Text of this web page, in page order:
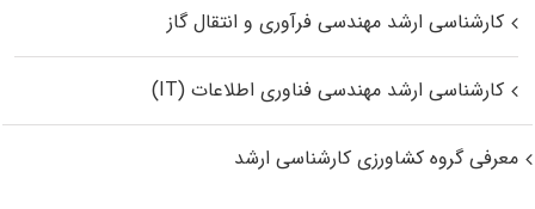
کارشناسی ارشد مهندسی فرآوری و انتقال گاز
کارشناسی ارشد مهندسی فناوری اطلاعات (IT)
معرفی گروه کشاورزی کارشناسی ارشد